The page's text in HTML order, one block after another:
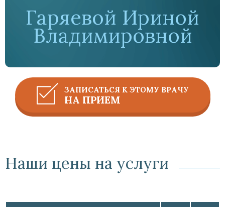
Гаряевой Ириной
Владимировной
ЗАПИСАТЬСЯ К ЭТОМУ ВРАЧУ
НА ПРИЕМ
Наши цены на услуги